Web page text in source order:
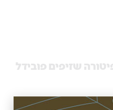
שזיפים פובידל